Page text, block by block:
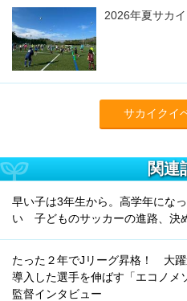
2026年夏サカ
サカイクイ
関連
早い子は3年生から。高学年にな
い 子どものサッカーの進路、決
たった２年でJリーグ昇格！ 大
導入した選手を伸ばす「エコノ
監督インタビュー